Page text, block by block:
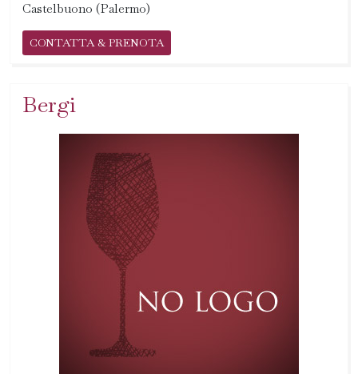
Castelbuono (Palermo)
CONTATTA & PRENOTA
Bergi